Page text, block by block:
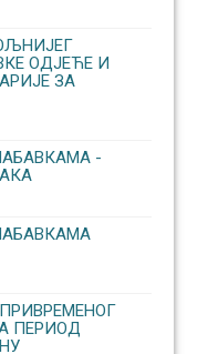
ОДЈЕЋЕ И
ЗА
-
ПЕРИОД